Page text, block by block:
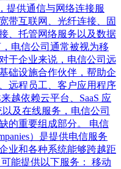
，提供通信与网络连接服
带互联网、光纤连接、固
、托管网络服务以及数据
电信公司通常被视为移
于企业来说，电信公司远
础设施合作伙伴，帮助企
远程员工、客户应用程序
越依赖云平台、SaaS 应
及在线服务，电信公司
的重要组成部分。 电信
）是提供电信服务
业和各种系统能够跨越距
能提供以下服务： 移动